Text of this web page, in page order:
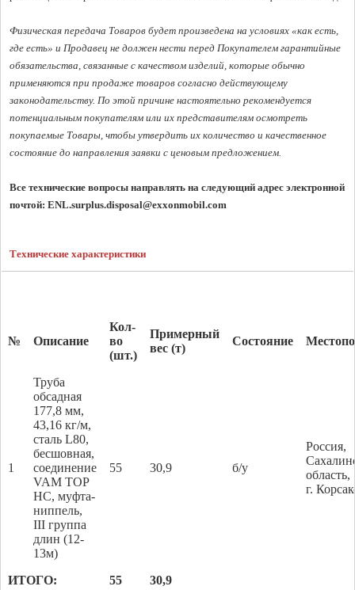
Физическая передача Товаров будет произведена на условиях «как есть,
где есть» и Продавец не должен нести перед Покупателем гарантийные
обязательства, связанные с качеством изделий, которые обычно
применяются при продаже товаров согласно действующему
законодательству. По этой причине настоятельно рекомендуется
потенциальным покупателям или их представителям осмотреть
покупаемые Товары, чтобы утвердить их количество и качественное
состояние до направления заявки с ценовым предложением.
Все технические вопросы направлять на следующий адрес электронной
почтой: ENL.surplus.disposal@exxonmobil.com
Технические характеристики
№ Описание
Кол-
во
(шт.)
Примерный
вес (т)
Состояние
1
Труба
обсадная
177,8 мм,
43,16 кг/м,
сталь L80,
бесшовная,
соединение
VAM TOP
HC, муфта-
ниппель,
III группа
длин (12-
13м)
55 30,9 б/у
Россия,
область,
г.
ИТОГО: 55 30,9